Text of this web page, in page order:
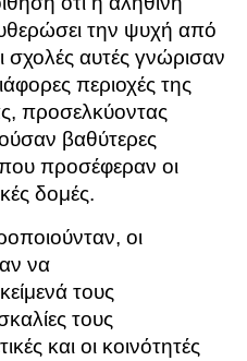
την ψυχή από
αυτές γνώρισαν
περιοχές της
προσελκύοντας
βαθύτερες
προσέφεραν οι
δομές.
οι
να
τους
τους
και οι κοινότητές